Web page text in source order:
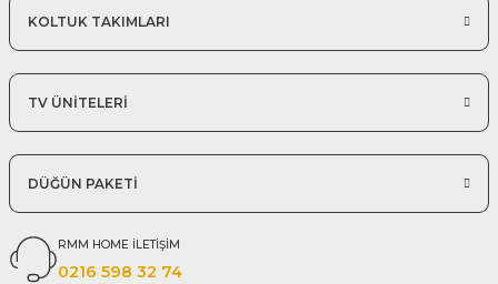
KOLTUK TAKIMLARI
TV ÜNİTELERİ
DÜĞÜN PAKETİ
RMM HOME İLETİŞİM
0216 598 32 74